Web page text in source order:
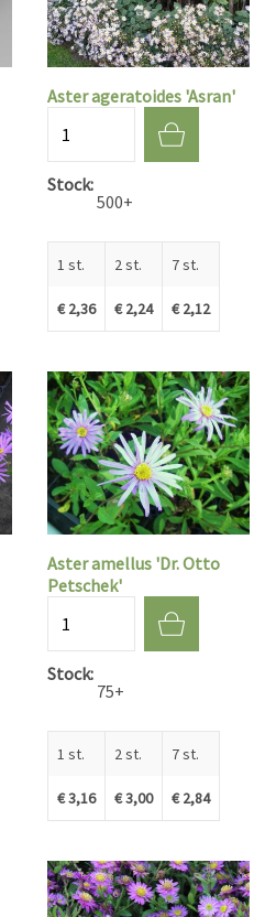
Aster ageratoides 'Asran'
Stock
500+
1 st.
€ 2,36
2 st.
€ 2,24
7 st.
€ 2,12
Aster amellus 'Dr. Otto
Petschek'
Stock
75+
1 st.
€ 3,16
2 st.
€ 3,00
7 st.
€ 2,84